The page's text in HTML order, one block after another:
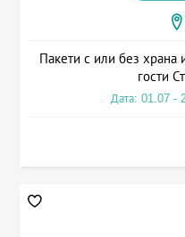
Пакети с или без
гости
Дата: 01.07 -